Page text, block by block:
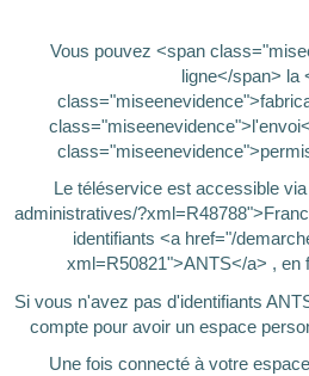
Vous pouvez <span
ligne</span> la
Le téléservice est accessible
administratives/
identifiants <a href="/
xml=R50821">ANTS</a> , en
Si vous n'avez pas d'identifiants
compte pour avoir un espace
Une fois connecté à votre